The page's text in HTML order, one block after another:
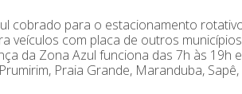
cobrado para o estacionamento
veículos com placa de outros
da Zona Azul funciona das 7h às 19h
Praia Grande, Maranduba,